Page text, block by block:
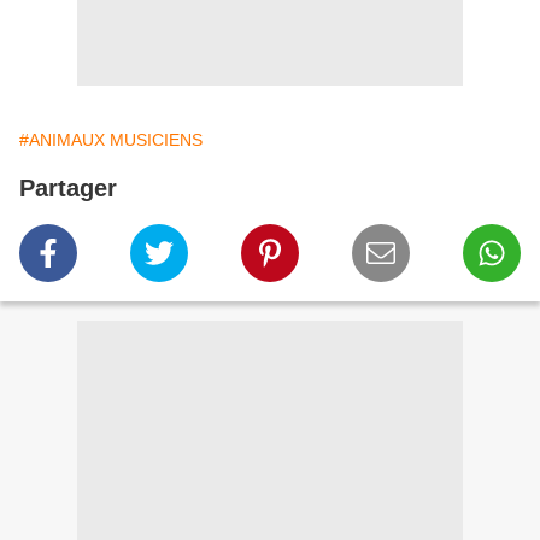
#ANIMAUX MUSICIENS
Partager